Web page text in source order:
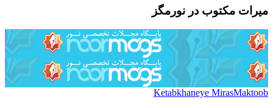
میرات مکتوب در نورمگز
Ketabkhaneye MirasMaktoob